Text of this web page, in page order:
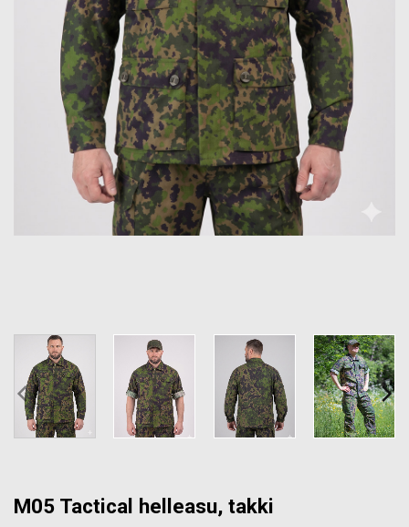
M05 Tactical helleasu, takki